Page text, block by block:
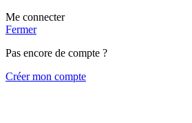
Me connecter
Fermer
Pas encore de compte ?
Créer mon compte